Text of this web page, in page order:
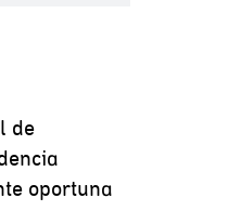
de
oportuna